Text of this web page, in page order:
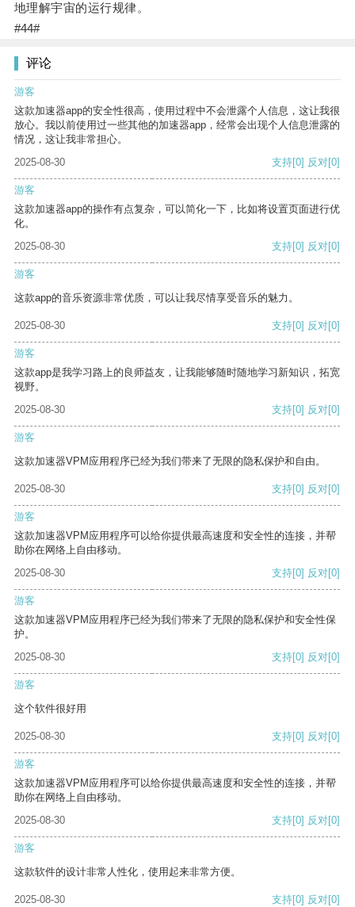
地理解宇宙的运行规律。
#44#
评论
游客
这款加速器app的安全性很高，使用过程中不会泄露个人信息，这让我很
放心。我以前使用过一些其他的加速器app，经常会出现个人信息泄露的
情况，这让我非常担心。
2025-08-30
支持[0] 反对[0]
游客
这款加速器app的操作有点复杂，可以简化一下，比如将设置页面进行优
化。
2025-08-30
支持[0] 反对[0]
游客
这款app的音乐资源非常优质，可以让我尽情享受音乐的魅力。
2025-08-30 支持[0] 反对[0]
游客
这款app是我学习路上的良师益友，让我能够随时随地学习新知识，拓宽
视野。
2025-08-30
支持[0] 反对[0]
游客
这款加速器VPM应用程序已经为我们带来了无限的隐私保护和自由。
2025-08-30 支持[0] 反对[0]
游客
这款加速器VPM应用程序可以给你提供最高速度和安全性的连接，并帮
助你在网络上自由移动。
2025-08-30
支持[0] 反对[0]
游客
这款加速器VPM应用程序已经为我们带来了无限的隐私保护和安全性保
护。
2025-08-30
支持[0] 反对[0]
游客
这个软件很好用
2025-08-30 支持[0] 反对[0]
游客
这款加速器VPM应用程序可以给你提供最高速度和安全性的连接，并帮
助你在网络上自由移动。
2025-08-30
支持[0] 反对[0]
游客
这款软件的设计非常人性化，使用起来非常方便。
2025-08-30 支持[0] 反对[0]